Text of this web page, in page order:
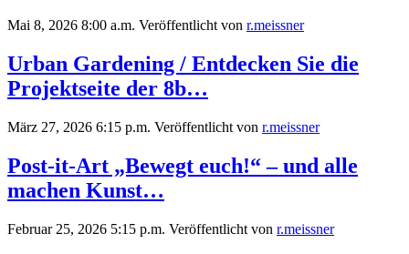
Mai 8, 2026 8:00 a.m. Veröffentlicht von r.meissner
Urban Gardening / Entdecken Sie die
Projektseite der 8b…
März 27, 2026 6:15 p.m. Veröffentlicht von r.meissner
Post-it-Art „Bewegt euch!“ – und alle
machen Kunst…
Februar 25, 2026 5:15 p.m. Veröffentlicht von r.meissner